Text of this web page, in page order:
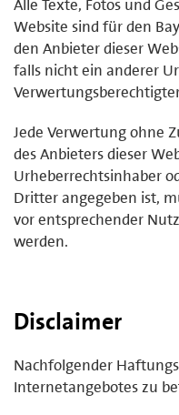
Alle Texte, Fotos und
Website sind für den
den Anbieter dieser
falls nicht ein anderer
Jede Verwertung ohne
des Anbieters dieser
Urheberrechtsinhaber
Dritter angegeben ist,
vor entsprechender
werden.
Disclaimer
Nachfolgender
Internetangebotes zu